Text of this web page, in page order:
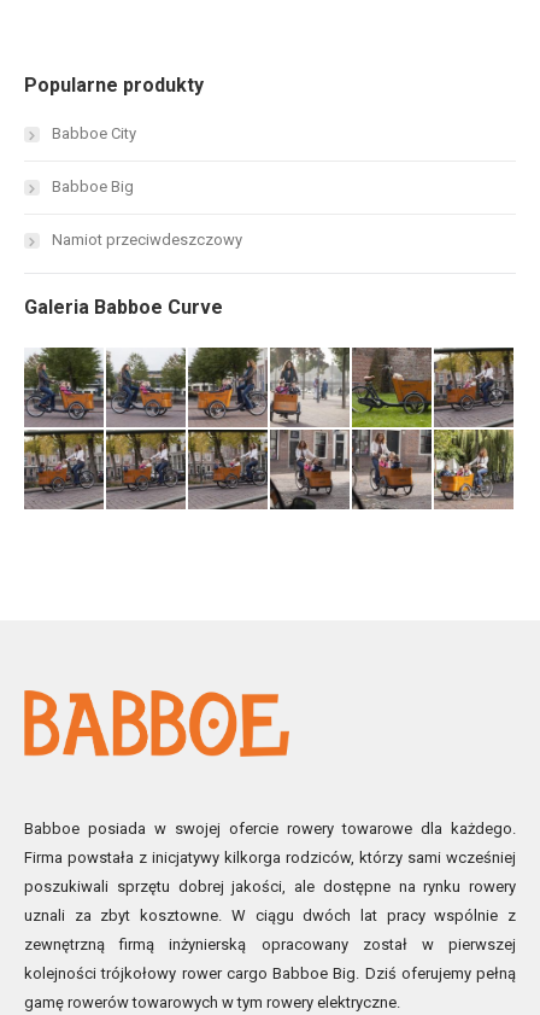
Popularne produkty
Babboe City
Babboe Big
Namiot przeciwdeszczowy
Galeria Babboe Curve
Babboe posiada w swojej ofercie rowery towarowe dla każdego.
Firma powstała z inicjatywy kilkorga rodziców, którzy sami wcześniej
poszukiwali sprzętu dobrej jakości, ale dostępne na rynku rowery
uznali za zbyt kosztowne. W ciągu dwóch lat pracy wspólnie z
zewnętrzną firmą inżynierską opracowany został w pierwszej
kolejności trójkołowy rower cargo Babboe Big. Dziś oferujemy pełną
gamę rowerów towarowych w tym rowery elektryczne.